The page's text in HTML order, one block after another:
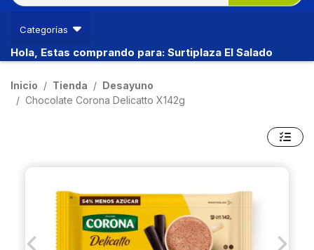
Categorías
Hola, Estas comprando para: Surtiplaza El Salado
Inicio Tienda
Desayuno
Chocolate Corona Delicatto X142g
Previous Next